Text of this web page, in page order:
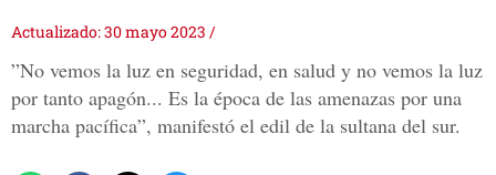
Actualizado: 30 mayo 2023 /
”No vemos la luz en seguridad, en salud y no vemos la luz
por tanto apagón... Es la época de las amenazas por una
marcha pacífica”, manifestó el edil de la sultana del sur.